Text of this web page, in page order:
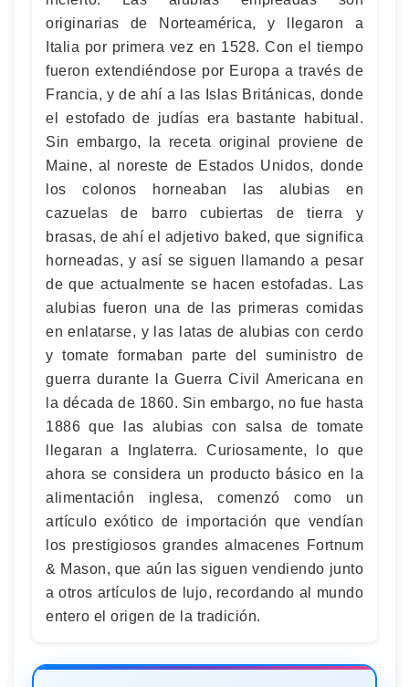
originarias de Norteamérica, y llegaron a
Italia por primera vez en 1528. Con el tiempo
fueron extendiéndose por Europa a través de
Francia, y de ahí a las Islas Británicas, donde
el estofado de judías era bastante habitual.
Sin embargo, la receta original proviene de
Maine, al noreste de Estados Unidos, donde
los colonos horneaban las alubias en
cazuelas de barro cubiertas de tierra y
brasas, de ahí el adjetivo baked, que significa
horneadas, y así se siguen llamando a pesar
de que actualmente se hacen estofadas. Las
alubias fueron una de las primeras comidas
en enlatarse, y las latas de alubias con cerdo
y tomate formaban parte del suministro de
guerra durante la Guerra Civil Americana en
la década de 1860. Sin embargo, no fue hasta
1886 que las alubias con salsa de tomate
llegaran a Inglaterra. Curiosamente, lo que
ahora se considera un producto básico en la
alimentación inglesa, comenzó como un
artículo exótico de importación que vendían
los prestigiosos grandes almacenes Fortnum
& Mason, que aún las siguen vendiendo junto
a otros artículos de lujo, recordando al mundo
entero el origen de la tradición.